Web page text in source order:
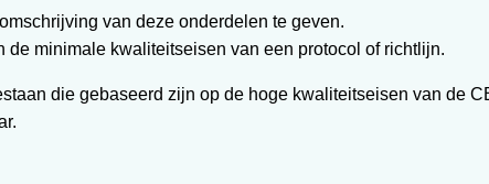
van deze onderdelen te geven.
minimale kwaliteitseisen van een protocol of richtlijn.
die gebaseerd zijn op de hoge kwaliteitseisen van de